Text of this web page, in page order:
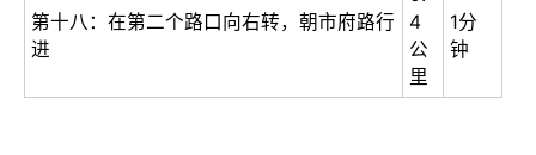
第十八：在第二个路口向右转，朝市府路行
进
4
公
里
1分
钟